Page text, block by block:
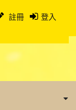
註冊 登入